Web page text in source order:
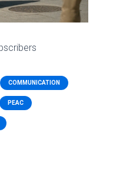
COMMUNICATION
PEAC